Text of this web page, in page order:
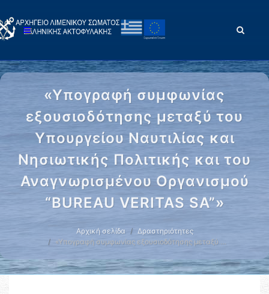
«Υπογραφή συμφωνίας
εξουσιοδότησης μεταξύ του
Υπουργείου Ναυτιλίας και
Νησιωτικής Πολιτικής και του
Αναγνωρισμένου Οργανισμού
“BUREAU VERITAS SA”»
Αρχική σελίδα
Δραστηριότητες
«Υπογραφή συμφωνίας εξουσιοδότησης μεταξύ …